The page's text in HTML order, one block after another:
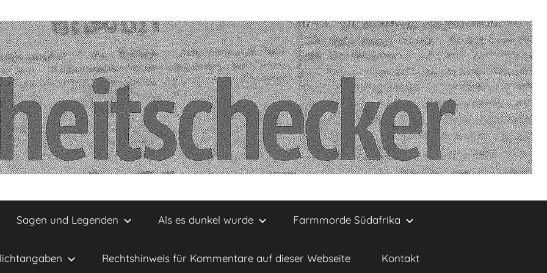
Sagen und Legenden Als es dunkel wurde Farmmorde Südafrika
Rechtshinweis für Kommentare auf dieser Webseite Kontakt